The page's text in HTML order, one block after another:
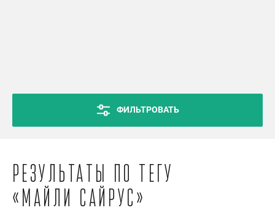
ФИЛЬТРОВАТЬ
Результаты по тегу
«Майли Сайрус»